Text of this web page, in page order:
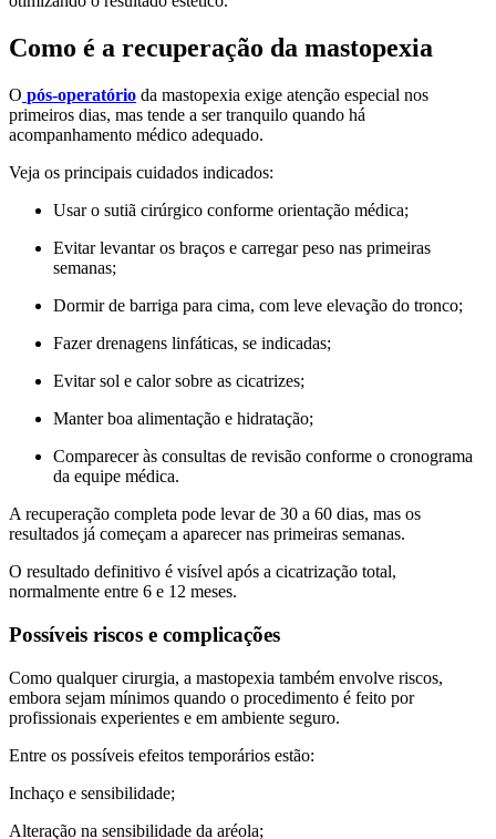
Como é a recuperação da mastopexia
O pós-operatório da mastopexia exige atenção especial nos
primeiros dias, mas tende a ser tranquilo quando há
acompanhamento médico adequado.
Veja os principais cuidados indicados:
Usar o sutiã cirúrgico conforme orientação médica;
Evitar levantar os braços e carregar peso nas primeiras
semanas;
Dormir de barriga para cima, com leve elevação do tronco;
Fazer drenagens linfáticas, se indicadas;
Evitar sol e calor sobre as cicatrizes;
Manter boa alimentação e hidratação;
Comparecer às consultas de revisão conforme o cronograma
da equipe médica.
A recuperação completa pode levar de 30 a 60 dias, mas os
resultados já começam a aparecer nas primeiras semanas.
O resultado definitivo é visível após a cicatrização total,
normalmente entre 6 e 12 meses.
Possíveis riscos e complicações
Como qualquer cirurgia, a mastopexia também envolve riscos,
embora sejam mínimos quando o procedimento é feito por
profissionais experientes e em ambiente seguro.
Entre os possíveis efeitos temporários estão:
Inchaço e sensibilidade;
Alteração na sensibilidade da aréola;